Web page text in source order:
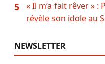
5
« Il m’a fait rêver »
révèle son idole au
NEWSLETTER